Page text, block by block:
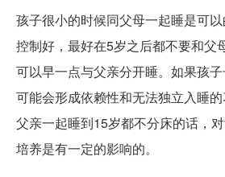
孩子很小的时候同父母一起睡是可
控制好，最好在5岁之后都不要和父
可以早一点与父亲分开睡。如果孩子
可能会形成依赖性和无法独立入睡
父亲一起睡到15岁都不分床的话，
培养是有一定的影响的。